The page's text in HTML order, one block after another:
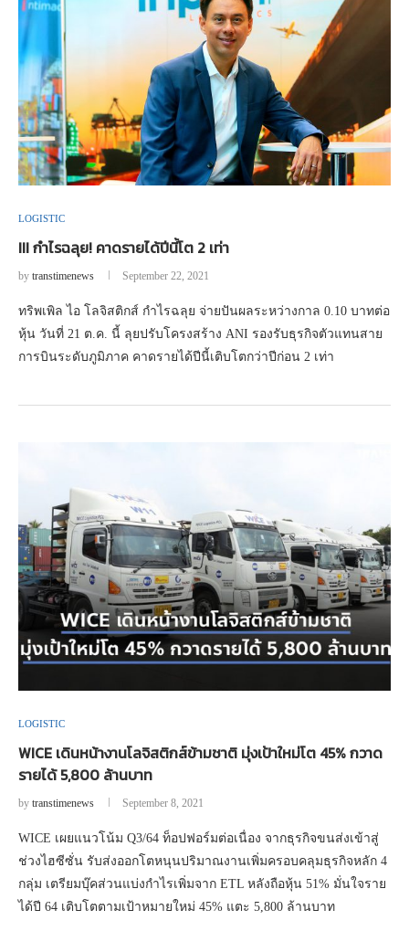
LOGISTIC
III กำไรฉลุย! คาดรายได้ปีนี้โต 2 เท่า
by transtimenews September 22, 2021
ทริพเพิล ไอ โลจิสติกส์ กำไรฉลุย จ่ายปันผลระหว่างกาล 0.10 บาทต่อ
หุ้น วันที่ 21 ต.ค. นี้ ลุยปรับโครงสร้าง ANI รองรับธุรกิจตัวแทนสาย
การบินระดับภูมิภาค คาดรายได้ปีนี้เติบโตกว่าปีก่อน 2 เท่า
LOGISTIC
WICE เดินหน้างานโลจิสติกส์ข้ามชาติ มุ่งเป้าใหม่โต 45% กวาด
รายได้ 5,800 ล้านบาท
by transtimenews September 8, 2021
WICE เผยแนวโน้ม Q3/64 ท็อปฟอร์มต่อเนื่อง จากธุรกิจขนส่งเข้าสู่
ช่วงไฮซีซั่น รับส่งออกโตหนุนปริมาณงานเพิ่มครอบคลุมธุรกิจหลัก 4
กลุ่ม เตรียมบุ๊คส่วนแบ่งกำไรเพิ่มจาก ETL หลังถือหุ้น 51% มั่นใจราย
ได้ปี 64 เติบโตตามเป้าหมายใหม่ 45% แตะ 5,800 ล้านบาท